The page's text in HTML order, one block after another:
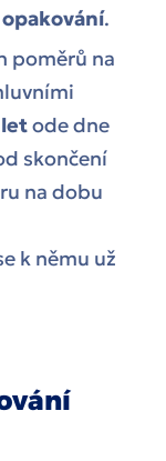
.
poměrů na
ode dne
skončení
na dobu
k němu už